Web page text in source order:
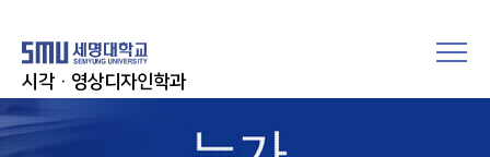
시각·영상디자인학과